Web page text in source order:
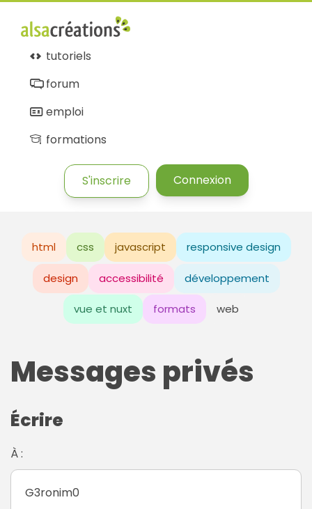
tutoriels
forum
emploi
formations
S'inscrire Connexion
html css javascript responsive design
design accessibilité développement
vue et nuxt formats web
Messages privés
Écrire
À :